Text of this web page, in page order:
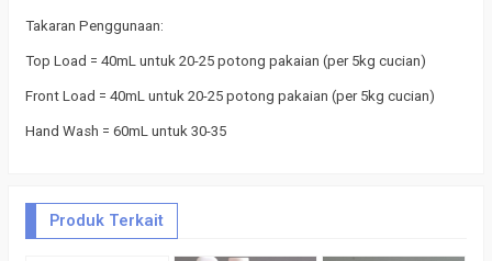
Takaran Penggunaan:
Top Load = 40mL untuk 20-25 potong pakaian (per 5kg cucian)
Front Load = 40mL untuk 20-25 potong pakaian (per 5kg cucian)
Hand Wash = 60mL untuk 30-35
Produk Terkait